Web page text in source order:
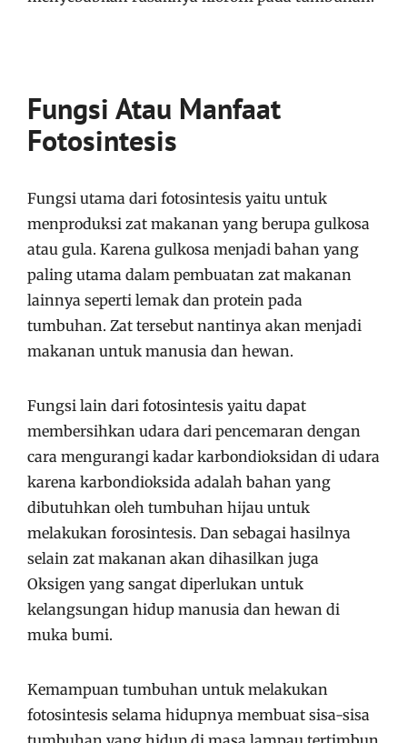
Fungsi Atau Manfaat
Fotosintesis
Fungsi utama dari fotosintesis yaitu untuk
menproduksi zat makanan yang berupa gulkosa
atau gula. Karena gulkosa menjadi bahan yang
paling utama dalam pembuatan zat makanan
lainnya seperti lemak dan protein pada
tumbuhan. Zat tersebut nantinya akan menjadi
makanan untuk manusia dan hewan.
Fungsi lain dari fotosintesis yaitu dapat
membersihkan udara dari pencemaran dengan
cara mengurangi kadar karbondioksidan di udara
karena karbondioksida adalah bahan yang
dibutuhkan oleh tumbuhan hijau untuk
melakukan forosintesis. Dan sebagai hasilnya
selain zat makanan akan dihasilkan juga
Oksigen yang sangat diperlukan untuk
kelangsungan hidup manusia dan hewan di
muka bumi.
Kemampuan tumbuhan untuk melakukan
fotosintesis selama hidupnya membuat sisa-sisa